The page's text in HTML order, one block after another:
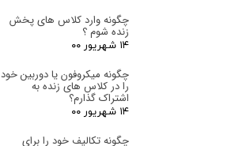
چگونه وارد کلاس های پخش
زنده شوم ؟
۱۴ شهریور ۰۰
چگونه میکروفون یا دوربین خود
را در کلاس های زنده به
اشتراک گذارم؟
۱۴ شهریور ۰۰
چگونه تکالیف خود را برای